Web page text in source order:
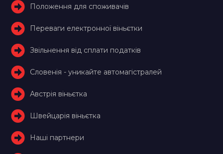
Положення для споживачів
Переваги електронної віньєтки
Звільнення від сплати податків
Словенія - уникайте автомагістралей
Австрія віньєтка
Швейцарія віньєтка
Наші партнери